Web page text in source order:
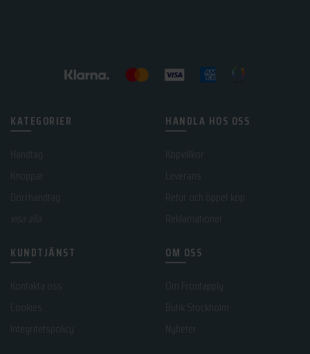
KATEGORIER
Handtag
Dörrhandtag
HANDLA HOS OSS
Retur och öppet köp
Reklamationer
KUNDTJÄNST
Kontakta oss
Integritetspolicy
OM OSS
Om Frontapply
Butik Stockholm
Nyheter